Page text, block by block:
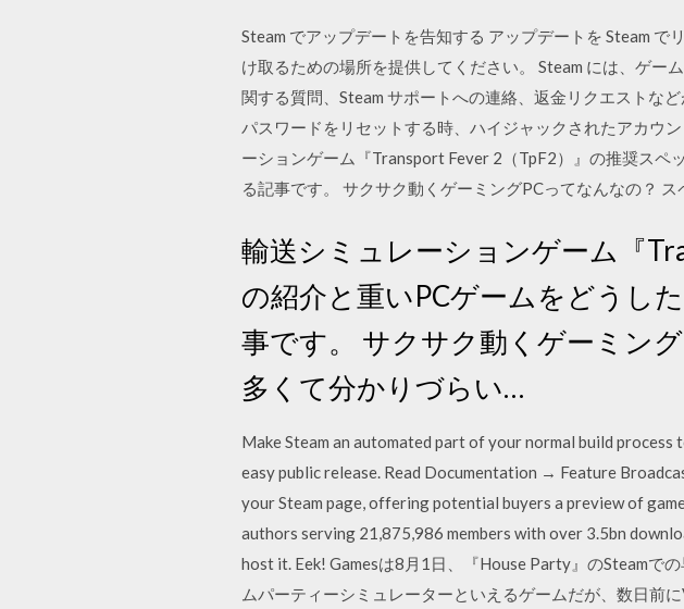
Steam でアップデートを告知する アップデートを Steam
け取るための場所を提供してください。 Steam には、ゲー
関する質問、Steam サポートへの連絡、返金リクエストな
パスワードをリセットする時、ハイジャックされたアカウ
ーションゲーム『Transport Fever 2（TpF2）』の推奨スペ
る記事です。 サクサク動くゲーミングPCってなんなの？
輸送シミュレーションゲーム『
の紹介と重いPCゲームをどうし
事です。 サクサク動くゲーミン
多くて分かりづらい…
Make Steam an automated part of your normal build
easy public release. Read Documentation → Feature
your Steam page, offering potential buyers a preview of
authors serving 21,875,986 members with over 3.5bn
host it. Eek! Gamesは8月1日、『House Party』のSteamで
ムパーティーシミュレーターといえるゲームだが、数日前